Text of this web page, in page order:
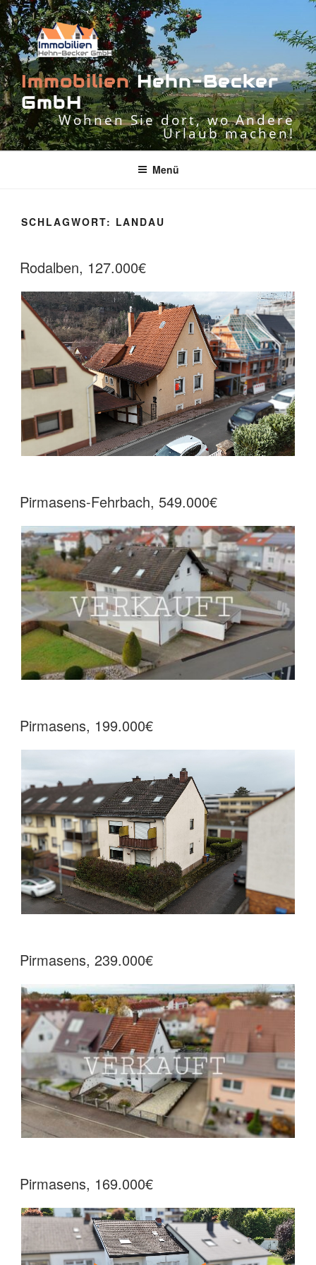
Zum
Inhalt
springen
Immobilien Hehn-Becker
GmbH
Wohnen Sie dort, wo Andere
Urlaub machen!
Menü
SCHLAGWORT: LANDAU
Rodalben, 127.000€
Pirmasens-Fehrbach, 549.000€
Pirmasens, 199.000€
Pirmasens, 239.000€
Pirmasens, 169.000€